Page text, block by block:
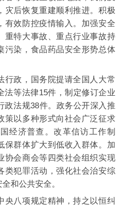
灾后恢复重建顺利推进。积极
有效防控疫情输入。加强安全
重特大事故、重点行业事故持
污染，食品药品安全形势总体
政，国务院提请全国人大常
法等法律15件，制定修订企业
政法规38件。政务公开深入推
策以多种形式向社会广泛征求
经济普查。改革信访工作制
保群体扩大到低收入群体。加
协会商会等四类社会组织实现
类犯罪活动，强化社会治安综
和公共安全。
八项规定精神，持之以恒纠